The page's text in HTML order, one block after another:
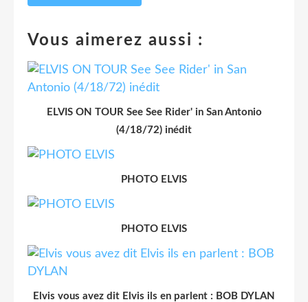
Vous aimerez aussi :
ELVIS ON TOUR See See Rider' in San Antonio
(4/18/72) inédit
PHOTO ELVIS
PHOTO ELVIS
Elvis vous avez dit Elvis ils en parlent : BOB DYLAN